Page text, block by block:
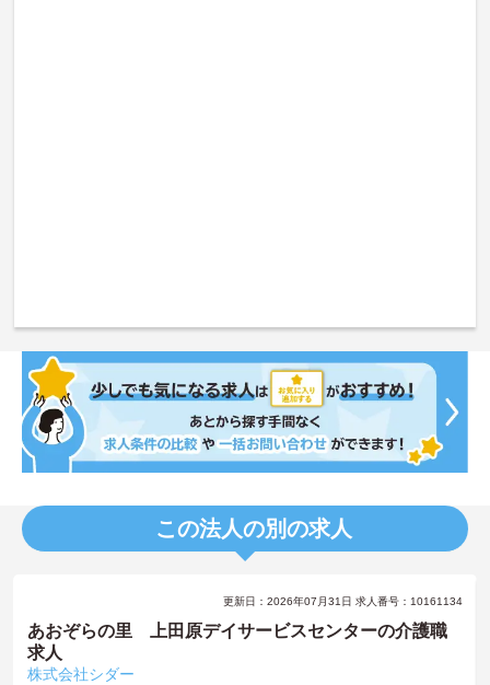
この法人の別の求人
更新日：2026年07月31日 求人番号：10161134
あおぞらの里 上田原デイサービスセンターの介護職
求人
株式会社シダー